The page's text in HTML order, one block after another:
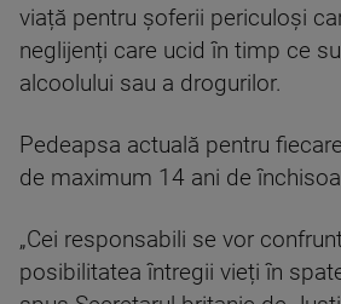
viață pentru șoferii periculoși
neglijenți care ucid în timp ce
alcoolului sau a drogurilor.
Pedeapsa actuală pentru
de maximum 14 ani de
„Cei responsabili se vor
posibilitatea întregii vieți în